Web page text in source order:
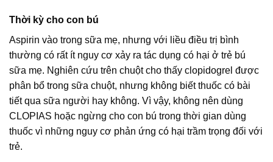
Thời kỳ cho con bú
Aspirin vào trong sữa mẹ, nhưng với liều điều trị bình
thường có rất ít nguy cơ xảy ra tác dụng có hại ở trẻ bú
sữa mẹ. Nghiên cứu trên chuột cho thấy clopidogrel được
phân bổ trong sữa chuột, nhưng không biết thuốc có bài
tiết qua sữa người hay không. Vì vậy, không nên dùng
CLOPIAS hoặc ngừng cho con bú trong thời gian dùng
thuốc vì những nguy cơ phản ứng có hại trầm trọng đối với
trẻ.